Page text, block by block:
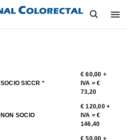
SOCIO SICCR *
€ 60,00 +
IVA = €
73,20
NON SOCIO
€ 120,00 +
IVA = €
146,40
€ 50,00 +